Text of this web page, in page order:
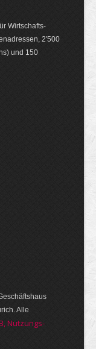
Wirt­schafts-
2'500
und 150
Alle
Nut­zungs­